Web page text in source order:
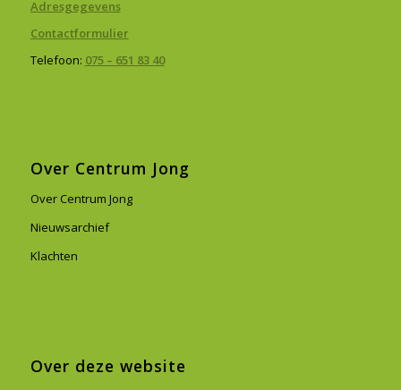
Adresgegevens
Contactformulier
Telefoon: 075 – 651 83 40
Over Centrum Jong
Over Centrum Jong
Nieuwsarchief
Klachten
Over deze website